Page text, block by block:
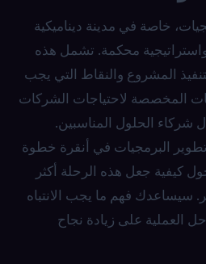
خاصة في مدينة ديناميكية
محكمة. تشمل هذه
المشروع والنقاط التي يجب
المخصصة لاحتياجات الشركات
شركاء الحلول المناسبين.
تطوير البرمجيات في أنقرة خطوة
كيفية جعل هذه الرحلة أكثر
سيساعدك فهم ما يجب الانتباه
العملية على زيادة نجاح